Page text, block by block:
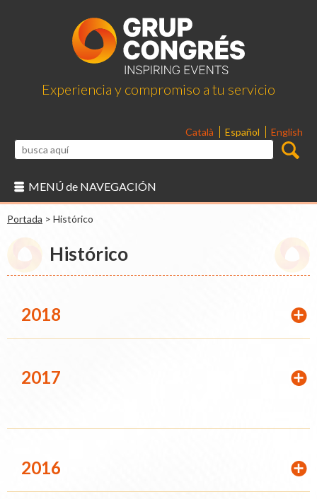
Experiencia y compromiso a tu servicio
MENÚ de NAVEGACIÓN
Català Español English
Portada > Histórico
Histórico
2018
2017
2016